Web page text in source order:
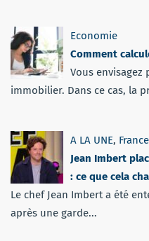
Economie
Comment
Vous envisagez
immobilier. Dans ce cas, la
A LA UNE, France
Jean Imbert
: ce que cela
Le chef Jean Imbert a été
après une garde...